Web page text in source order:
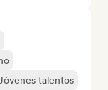
talentos